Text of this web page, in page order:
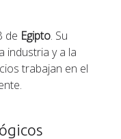
de Egipto. Su
industria y a la
trabajan en el